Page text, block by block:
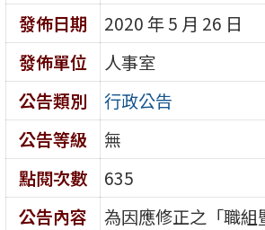
發佈日期
2020 年 5 月 26 日
發佈單位
人事室
公告類別
行政公告
公告等級
無
點閱次數
635
公告內容
為因應修正之「職